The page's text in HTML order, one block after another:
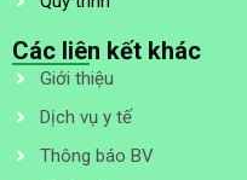
Các liên kết khác
Giới thiệu
Dịch vụ y tế
Thông báo BV